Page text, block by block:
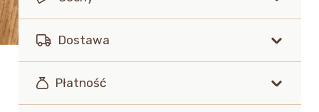
Dostawa
Płatność